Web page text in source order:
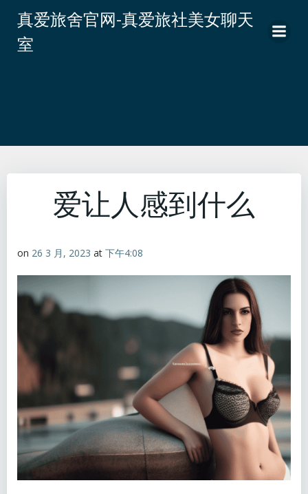
转
真爱旅舍官网-真爱旅社美女聊天
室
爱让人感到什么
on 26 3 月, 2023 at 下午4:08